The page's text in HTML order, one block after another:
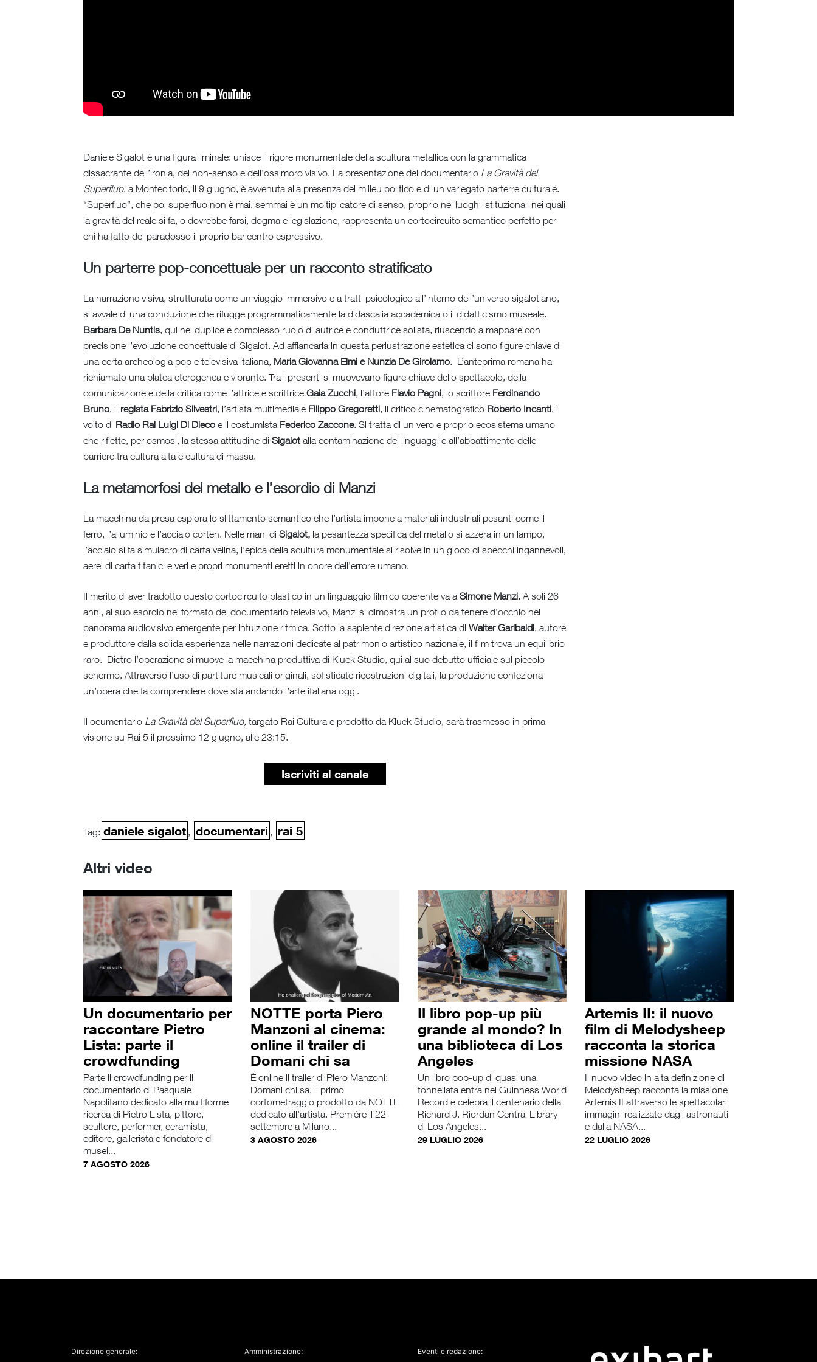
Daniele Sigalot è una figura liminale: unisce il rigore monumentale della scultura metallica con la grammatica
dissacrante dell’ironia, del non-senso e dell’ossimoro visivo. La presentazione del documentario La Gravità del
Superfluo, a Montecitorio, il 9 giugno, è avvenuta alla presenza del milieu politico e di un variegato parterre culturale.
“Superfluo”, che poi superfluo non è mai, semmai è un moltiplicatore di senso, proprio nei luoghi istituzionali nei quali
la gravità del reale si fa, o dovrebbe farsi, dogma e legislazione, rappresenta un cortocircuito semantico perfetto per
chi ha fatto del paradosso il proprio baricentro espressivo.
Un parterre pop-concettuale per un racconto stratificato
La narrazione visiva, strutturata come un viaggio immersivo e a tratti psicologico all’interno dell’universo sigalotiano,
si avvale di una conduzione che rifugge programmaticamente la didascalia accademica o il didatticismo museale.
Barbara De Nuntis, qui nel duplice e complesso ruolo di autrice e conduttrice solista, riuscendo a mappare con
precisione l’evoluzione concettuale di Sigalot. Ad affiancarla in questa perlustrazione estetica ci sono figure chiave di
una certa archeologia pop e televisiva italiana, Maria Giovanna Elmi e Nunzia De Girolamo. L’anteprima romana ha
richiamato una platea eterogenea e vibrante. Tra i presenti si muovevano figure chiave dello spettacolo, della
comunicazione e della critica come l’attrice e scrittrice Gaia Zucchi, l’attore Flavio Pagni, lo scrittore Ferdinando
Bruno, il regista Fabrizio Silvestri, l’artista multimediale Filippo Gregoretti, il critico cinematografico Roberto Incanti, il
volto di Radio Rai Luigi Di Dieco e il costumista Federico Zaccone. Si tratta di un vero e proprio ecosistema umano
che riflette, per osmosi, la stessa attitudine di Sigalot alla contaminazione dei linguaggi e all’abbattimento delle
barriere tra cultura alta e cultura di massa.
La metamorfosi del metallo e l’esordio di Manzi
La macchina da presa esplora lo slittamento semantico che l’artista impone a materiali industriali pesanti come il
ferro, l’alluminio e l’acciaio corten. Nelle mani di Sigalot, la pesantezza specifica del metallo si azzera in un lampo,
l’acciaio si fa simulacro di carta velina, l’epica della scultura monumentale si risolve in un gioco di specchi ingannevoli,
aerei di carta titanici e veri e propri monumenti eretti in onore dell’errore umano.
Il merito di aver tradotto questo cortocircuito plastico in un linguaggio filmico coerente va a Simone Manzi. A soli 26
anni, al suo esordio nel formato del documentario televisivo, Manzi si dimostra un profilo da tenere d’occhio nel
panorama audiovisivo emergente per intuizione ritmica. Sotto la sapiente direzione artistica di Walter Garibaldi, autore
e produttore dalla solida esperienza nelle narrazioni dedicate al patrimonio artistico nazionale, il film trova un equilibrio
raro. Dietro l’operazione si muove la macchina produttiva di Kluck Studio, qui al suo debutto ufficiale sul piccolo
schermo. Attraverso l’uso di partiture musicali originali, sofisticate ricostruzioni digitali, la produzione confeziona
un’opera che fa comprendere dove sta andando l’arte italiana oggi.
Il ocumentario La Gravità del Superfluo, targato Rai Cultura e prodotto da Kluck Studio, sarà trasmesso in prima
visione su Rai 5 il prossimo 12 giugno, alle 23:15.
Iscriviti al canale
Tag: daniele sigalot , documentari , rai 5
Altri video
Un documentario per
raccontare Pietro
Lista: parte il
crowdfunding
Parte il crowdfunding per il
documentario di Pasquale
Napolitano dedicato alla multiforme
ricerca di Pietro Lista, pittore,
scultore, performer, ceramista,
editore, gallerista e fondatore di
musei...
7 AGOSTO 2026
NOTTE porta Piero
Manzoni al cinema:
online il trailer di
Domani chi sa
È online il trailer di Piero Manzoni:
Domani chi sa, il primo
cortometraggio prodotto da NOTTE
dedicato all'artista. Première il 22
settembre a Milano...
3 AGOSTO 2026
Il libro pop-up più
grande al mondo? In
una biblioteca di Los
Angeles
Un libro pop-up di quasi una
tonnellata entra nel Guinness World
Record e celebra il centenario della
Richard J. Riordan Central Library
di Los Angeles...
29 LUGLIO 2026
Artemis II: il nuovo
film di Melodysheep
racconta la storica
missione NASA
Il nuovo video in alta definizione di
Melodysheep racconta la missione
Artemis II attraverso le spettacolari
immagini realizzate dagli astronauti
e dalla NASA...
22 LUGLIO 2026
Direzione generale:
Amministrazione:
Eventi e redazione: